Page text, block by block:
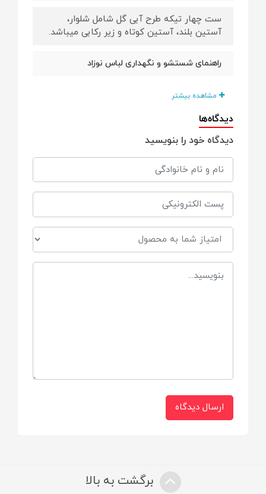
ست چهار تیکه طرح آبی گل شامل شلوار،
آستین بلند، آستین کوتاه و زیر رکابی میباشد.
راهنمای شستشو و نگهداری لباس نوزاد
از متد شستشوی دستی استفاده کنید.
می باشد.
از مواد شوینده بدون آنزیم و فاقد هر مادهٔ
سفیدکننده استفاده کنید.
لباس ها را در نور طبیعی آفتاب و در معرض
هوا خشک کنید.
با حرارت حداکثر 120 درجه اتو کنید. (ترجیحا اتو
نکنید)
مشاهده بیشتر
دیدگاه‌ها
دیدگاه خود را بنویسید
ارسال دیدگاه
برگشت به بالا